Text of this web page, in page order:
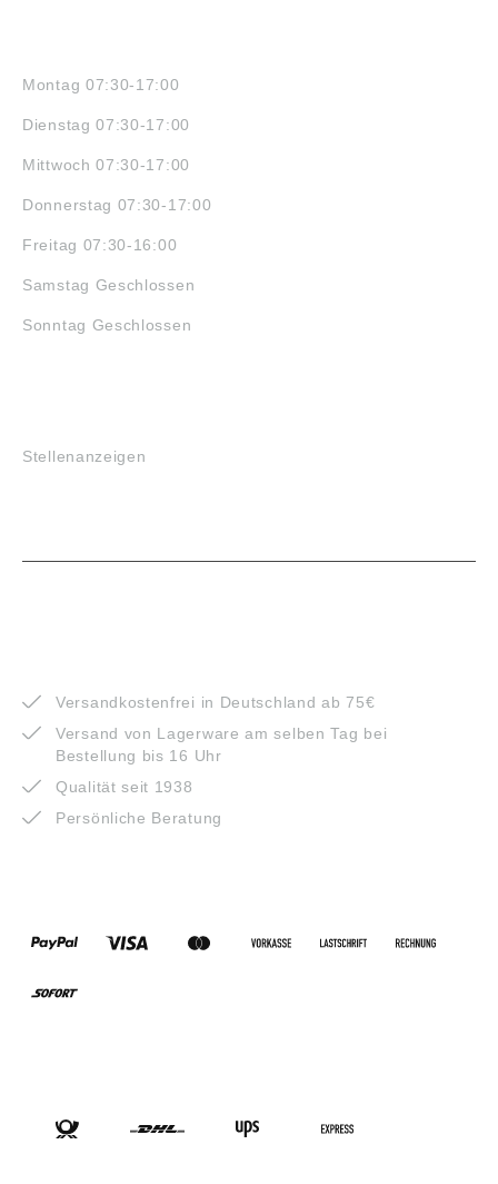
Montag 07:30-17:00
Dienstag 07:30-17:00
Mittwoch 07:30-17:00
Donnerstag 07:30-17:00
Freitag 07:30-16:00
Samstag Geschlossen
Sonntag Geschlossen
Stellenanzeigen
Versandkostenfrei in Deutschland ab 75€
Versand von Lagerware am selben Tag bei
Bestellung bis 16 Uhr
Qualität seit 1938
Persönliche Beratung